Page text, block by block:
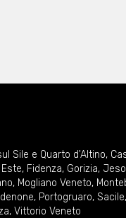
Sile e Quarto d'Altino,
Este, Fidenza, Gorizia,
, Mogliano Veneto,
, Portogruaro, Sacile,
, Vittorio Veneto